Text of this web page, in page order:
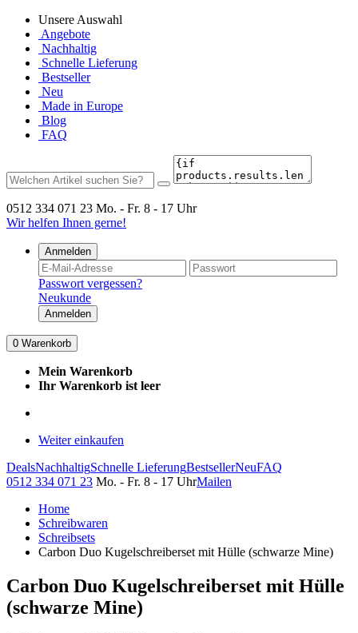
Unsere Auswahl
Angebote
Nachhaltig
Schnelle Lieferung
Bestseller
Neu
Made in Europe
Blog
FAQ
0512 334 071 23 Mo. - Fr. 8 - 17 Uhr
Wir helfen Ihnen gerne!
Anmelden
Passwort vergessen?
Neukunde
Anmelden
0 Warenkorb
Mein Warenkorb
Ihr Warenkorb ist leer
Weiter einkaufen
DealsNachhaltigSchnelle LieferungBestsellerNeuFAQ
0512 334 071 23 Mo. - Fr. 8 - 17 UhrMailen
Home
Schreibwaren
Schreibsets
Carbon Duo Kugelschreiberset mit Hülle (schwarze Mine)
Carbon Duo Kugelschreiberset mit Hülle
(schwarze Mine)